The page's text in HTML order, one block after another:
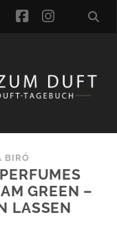
facebook
BIRÓ
GREEN –
LASSEN